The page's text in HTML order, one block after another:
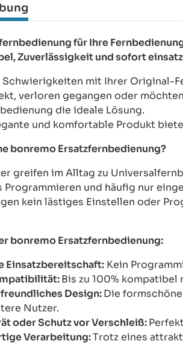
für Ihre
Zuverlässigkeit und sofort
Schwierigkeiten mit Ihrer Original-
verloren gegangen oder
die ideale Lösung.
und komfortable Produkt
bonremo Ersatzfernbedienung?
greifen im Alltag zu
Programmieren und häufig nur
kein lästiges Einstellen oder
bonremo Ersatzfernbedienung:
Einsatzbereitschaft: Kein
Bis zu 100%
Design:Die
Nutzer.
oder Schutz vor Verschleiß:
Verarbeitung:Trotz eines